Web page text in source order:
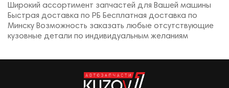
Широкий ассортимент запчастей для Вашей машины
Быстрая доставка по РБ Бесплатная доставка по
Минску Возможность заказать любые отсутствующие
кузовные детали по индивидуальным желаниям